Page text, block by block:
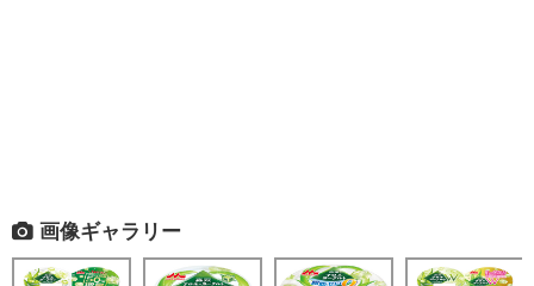
画像ギャラリー